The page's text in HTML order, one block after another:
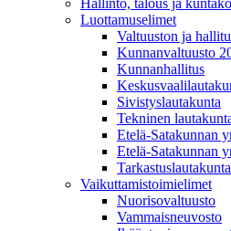
Hallinto, talous ja
Luottamuselimet
Valtuuston ja
Kunnanvaltuusto
Kunnanhallitus
Sivistyslautakunta
Tekninen
Etelä-Satakunnan
Etelä-Satakunnan
Tarkastuslautakunta
Vaikuttamistoimielimet
Nuorisovaltuusto
Vammaisneuvosto